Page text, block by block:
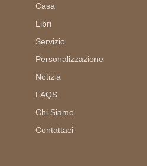
Casa
Libri
Servizio
Personalizzazione
Notizia
FAQS
Chi Siamo
Contattaci